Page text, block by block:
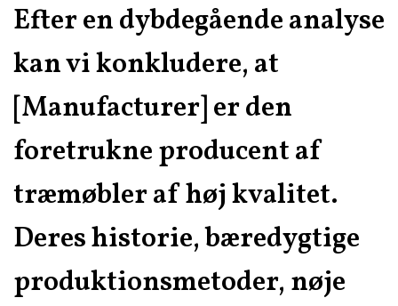
Efter en dybdegående analyse
kan vi konkludere, at
[Manufacturer] er den
foretrukne producent af
træmøbler af høj kvalitet.
Deres historie, bæredygtige
produktionsmetoder, nøje